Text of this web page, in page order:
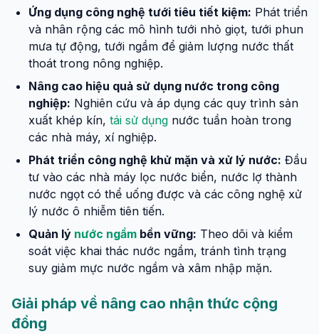
Ứng dụng công nghệ tưới tiêu tiết kiệm: Phát triển
và nhân rộng các mô hình tưới nhỏ giọt, tưới phun
mưa tự động, tưới ngầm để giảm lượng nước thất
thoát trong nông nghiệp.
Nâng cao hiệu quả sử dụng nước trong công
nghiệp: Nghiên cứu và áp dụng các quy trình sản
xuất khép kín, tái sử dụng nước tuần hoàn trong
các nhà máy, xí nghiệp.
Phát triển công nghệ khử mặn và xử lý nước: Đầu
tư vào các nhà máy lọc nước biển, nước lợ thành
nước ngọt có thể uống được và các công nghệ xử
lý nước ô nhiễm tiên tiến.
Quản lý nước ngầm bền vững: Theo dõi và kiểm
soát việc khai thác nước ngầm, tránh tình trạng
suy giảm mực nước ngầm và xâm nhập mặn.
Giải pháp về nâng cao nhận thức cộng
đồng